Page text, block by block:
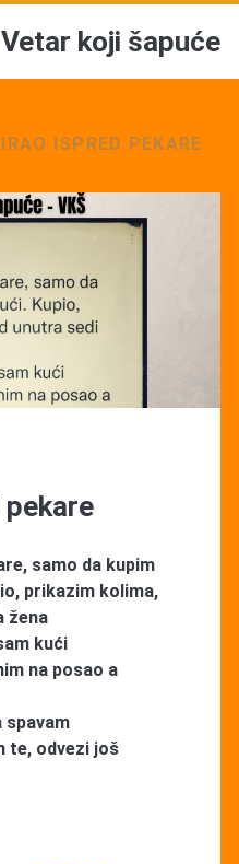
Vetar koji šapuće
ISPRED PEKARE
samo da kupim
prikazim kolima,
žena
kući
na posao a
spavam
te, odvezi još